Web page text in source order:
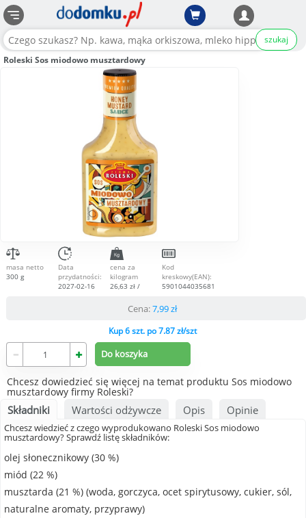
szukaj
Roleski Sos miodowo musztardowy
masa netto
300 g
Data
przydatności:
2027-02-16
cena za
kilogram
26,63 zł /
Kod
kreskowy(EAN):
5901044035681
Cena:7,99zł
Kup 6 szt. po 7.87 zł/szt
Chcesz dowiedzieć się więcej na temat produktu Sos miodowo
musztardowy firmy Roleski?
Składniki Wartości odżywcze Opis Opinie
Chcesz wiedzieć z czego wyprodukowano Roleski Sos miodowo
musztardowy? Sprawdź listę składników:
olej słonecznikowy (30 %)
miód (22 %)
musztarda (21 %) (woda, gorczyca, ocet spirytusowy, cukier, sól,
naturalne aromaty, przyprawy)